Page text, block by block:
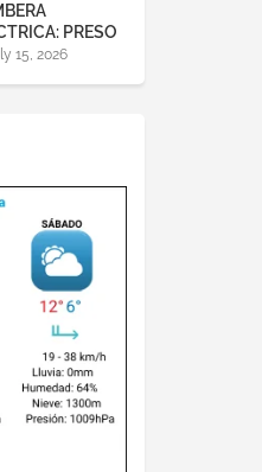
PRESO
15, 2026